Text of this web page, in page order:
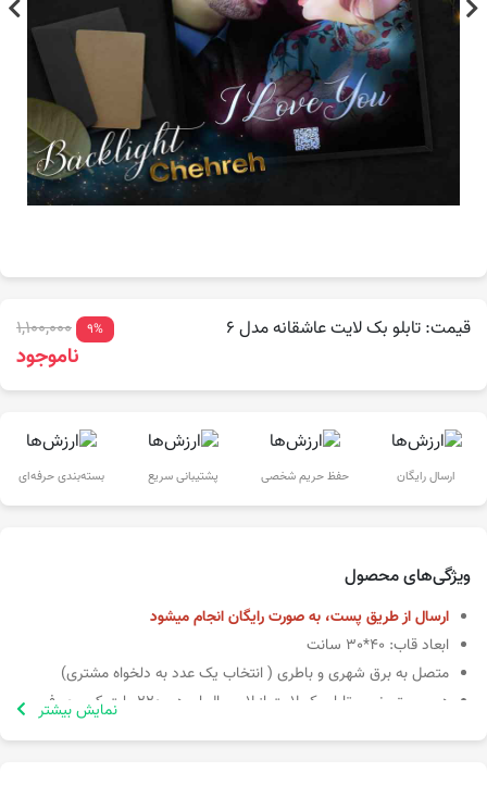
قیمت: تابلو بک لایت عاشقانه مدل 6 9%
1,100,000
ناموجود
ارسال رایگان حفظ حریم شخصی پشتیبانی سریع بسته‌بندی حرفه‌ای
ویژگی‌های محصول
ارسال از طریق پست، به صورت رایگان انجام میشود
ابعاد قاب: 40*30 سانت
متصل به برق شهری و باطری ( انتخاب یک عدد به دلخواه مشتری)
در سیستم نوری تابلو بک لایت از لامپ ال ای دی 220 ولت کم مصرف
نمایش بیشتر